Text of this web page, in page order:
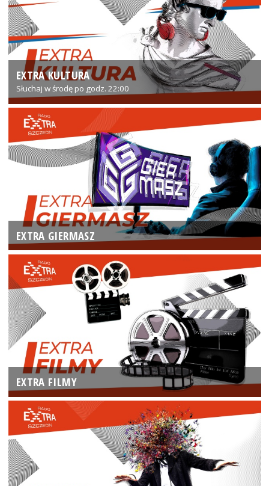
EXTRA KULTURA
Słuchaj w środę po godz. 22:00
EXTRA GIERMASZ
EXTRA FILMY